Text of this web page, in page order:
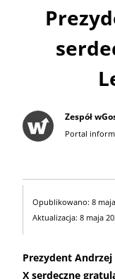
Zespół
Portal
Opublikowano: 8
Aktualizacja: 8 maja
Prezydent Andrzej
X serdeczne